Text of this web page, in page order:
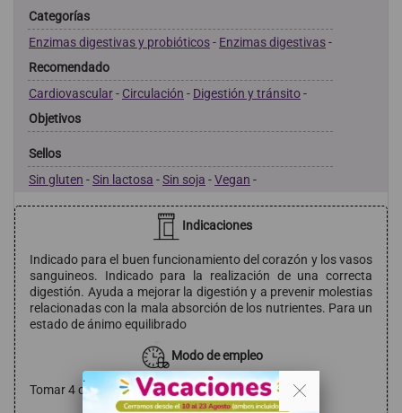
Categorías
Enzimas digestivas y probióticos- Enzimas digestivas-
Recomendado
Cardiovascular- Circulación - Digestión y tránsito-
Objetivos
Sellos
Sin gluten -Sin lactosa -Sin soja -Vegan -
Indicaciones
Indicado para el buen funcionamiento del corazón y los vasos
sanguineos. Indicado para la realización de una correcta
digestión. Ayuda a mejorar la digestión y a prevenir molestias
relacionadas con la mala absorción de los nutrientes. Para un
estado de ánimo equilibrado
Modo de empleo
Tomar 4 cápsulas al día con las comidas
. .